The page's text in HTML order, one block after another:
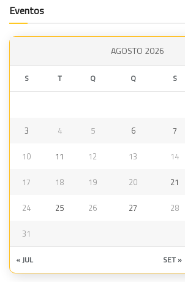
Eventos
AGOSTO 2026
S T Q Q S
3 4 5 6 7
10 11 12 13 14
17 18 19 20 21
24 25 26 27 28
31
« JUL SET »